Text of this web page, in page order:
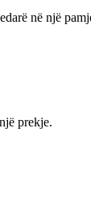
në një
prekje.